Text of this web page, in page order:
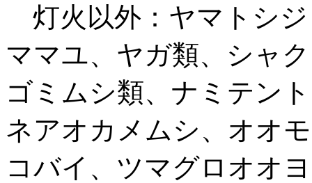
灯火以外：ヤマトシ
ママユ、ヤガ類、シャ
ゴミムシ類、ナミテン
ネアオカメムシ、オオ
コバイ、ツマグロオオ